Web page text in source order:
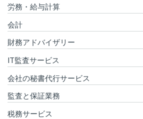
労務・給与計算
会計
財務アドバイザリー
IT監査サービス
会社の秘書代行サービス
監査と保証業務
税務サービス